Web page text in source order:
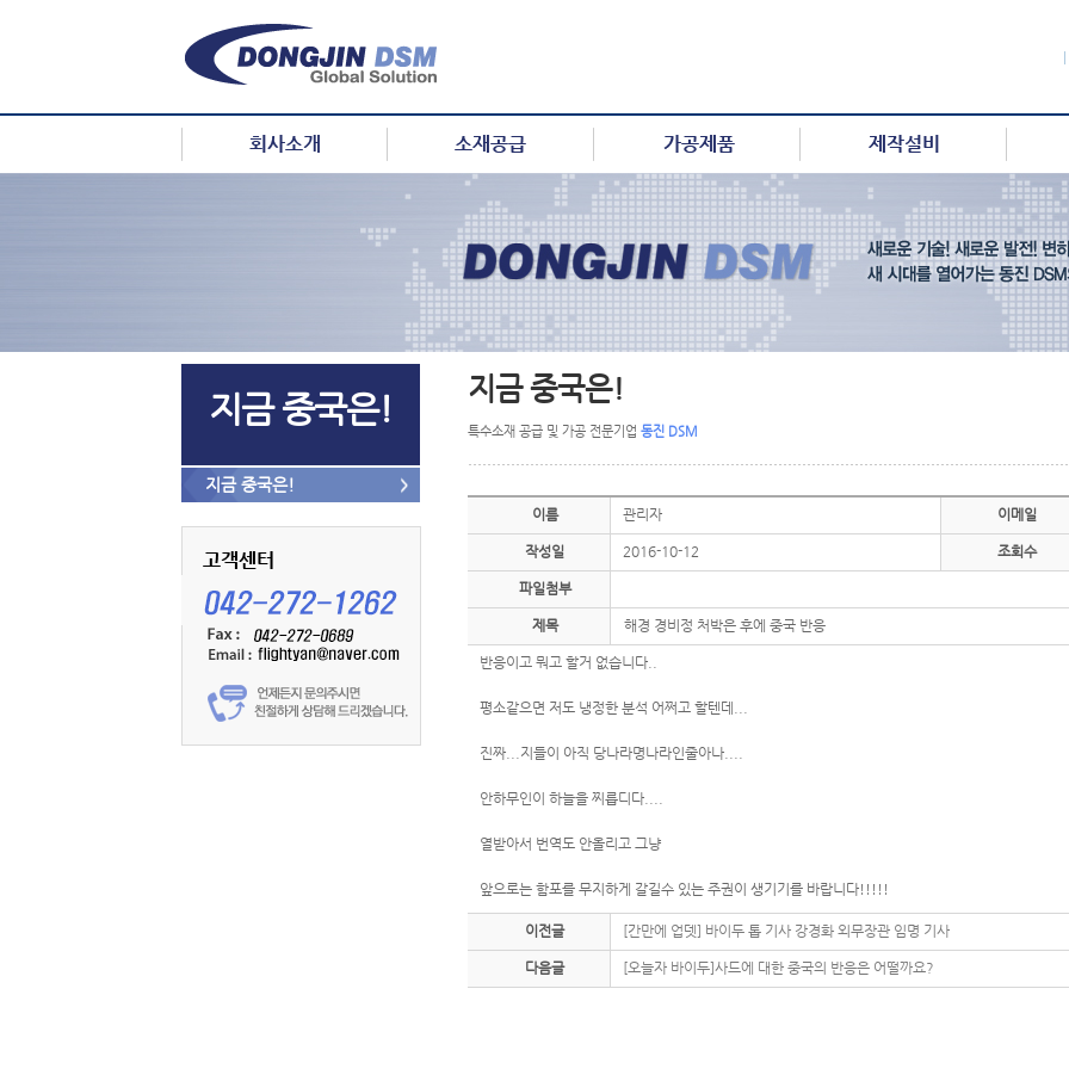
지금 중국은!
지금 중국은!
지금 중국은!
특수소재 공급 및 가공 전문기업 동진 DSM
이름 관리자 이메일
작성일 2016-10-12 조회수
파일첨부
제목 해경 경비정 처박은 후에 중국 반응
반응이고 뭐고 할거 없습니다..
평소같으면 저도 냉정한 분석 어쩌고 할텐데...
진짜...지들이 아직 당나라명나라인줄아나....
안하무인이 하늘을 찌릅디다....
열받아서 번역도 안올리고 그냥
앞으로는 함포를 무지하게 갈길수 있는 주권이 생기기를 바랍니다!!!!!
이전글 [간만에 업뎃] 바이두 톱 기사 강경화 외무장관 임명 기사
다음글 [오늘자 바이두]사드에 대한 중국의 반응은 어떨까요?